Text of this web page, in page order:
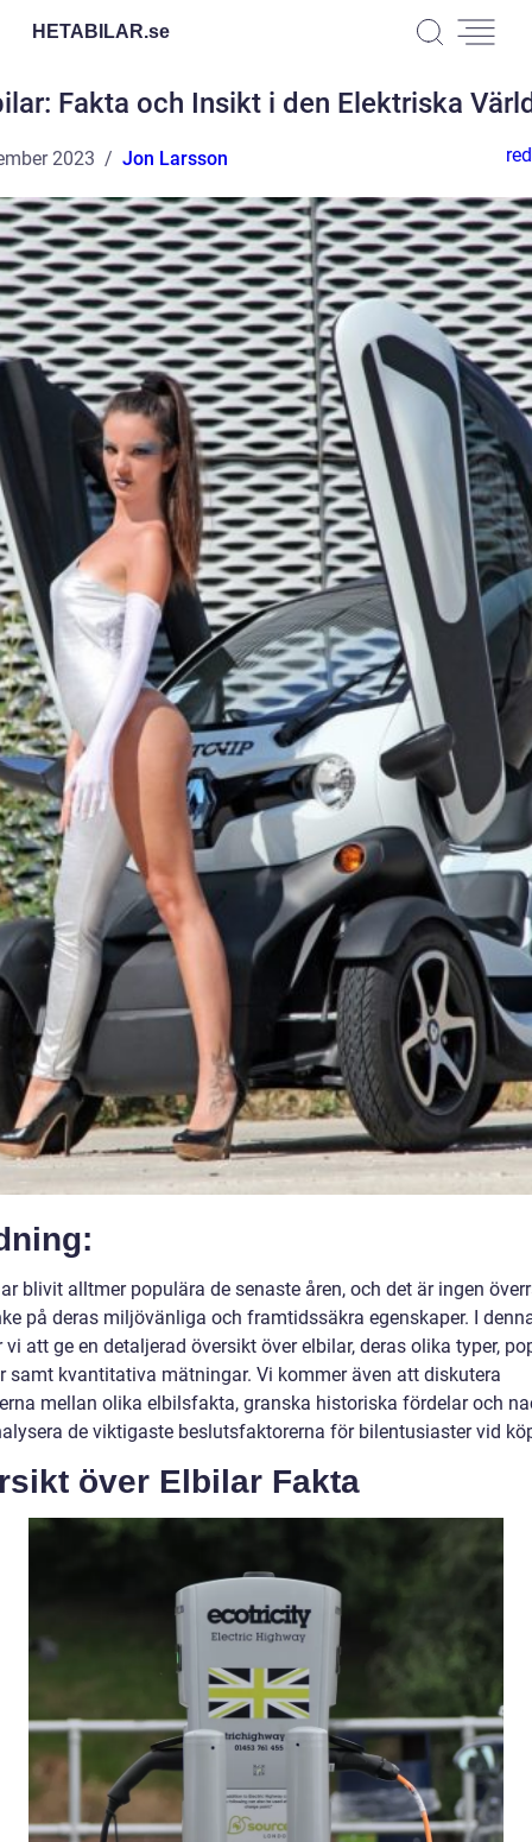
HETABILAR.se
Fakta och Insikt i den Elektriska
2023 Jon Larsson
blivit alltmer populära de senaste åren, och det är ingen
på deras miljövänliga och framtidssäkra egenskaper. I
vi att ge en detaljerad översikt över elbilar, deras olika typer,
samt kvantitativa mätningar. Vi kommer även att diskutera
mellan olika elbilsfakta, granska historiska fördelar och
de viktigaste beslutsfaktorerna för bilentusiaster vid
över Elbilar Fakta